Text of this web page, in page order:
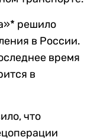
решило
в России.
время
в
что